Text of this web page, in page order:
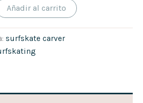
Añadir al carrito
surfskate carver